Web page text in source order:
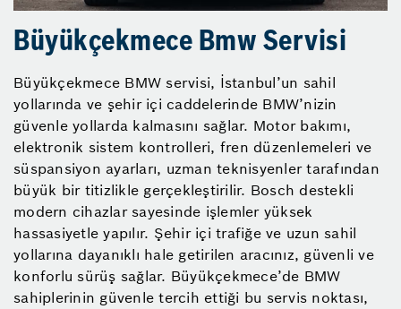
Büyükçekmece Bmw Servisi
Büyükçekmece BMW servisi, İstanbul’un sahil
yollarında ve şehir içi caddelerinde BMW’nizin
güvenle yollarda kalmasını sağlar. Motor bakımı,
elektronik sistem kontrolleri, fren düzenlemeleri ve
süspansiyon ayarları, uzman teknisyenler tarafından
büyük bir titizlikle gerçekleştirilir. Bosch destekli
modern cihazlar sayesinde işlemler yüksek
hassasiyetle yapılır. Şehir içi trafiğe ve uzun sahil
yollarına dayanıklı hale getirilen aracınız, güvenli ve
konforlu sürüş sağlar. Büyükçekmece’de BMW
sahiplerinin güvenle tercih ettiği bu servis noktası,